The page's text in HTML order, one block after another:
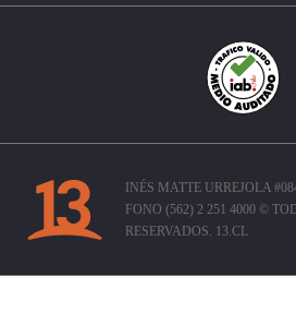
INÉS MATTE URREJOLA
FONO (562) 2 251 4000 ©
RESERVADOS. 13.CL